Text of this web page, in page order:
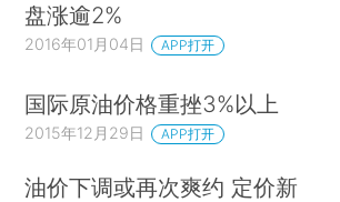
盘涨逾2%
2016年01月04日 APP打开
国际原油价格重挫3%以上
2015年12月29日 APP打开
油价下调或再次爽约 定价新